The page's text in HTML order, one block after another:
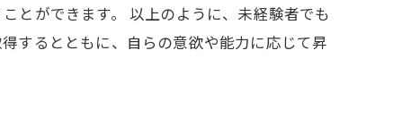
とができます。 以上のように、未経験者でも
するとともに、自らの意欲や能力に応じて昇